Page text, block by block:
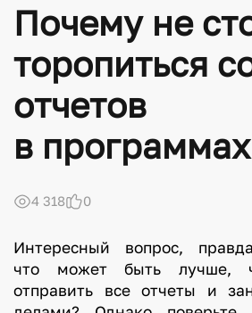
Почему не
торопиться
отчетов
в
4 318 0
Интересный вопрос,
что может быть лучше,
отправить все отчеты и